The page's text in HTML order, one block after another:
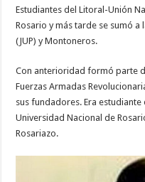
Estudiantes del Litoral-Unión
Rosario y más tarde se sumó a
(JUP) y Montoneros.
Con anterioridad formó parte
Fuerzas Armadas
sus fundadores. Era
Universidad Nacional de
Rosariazo.